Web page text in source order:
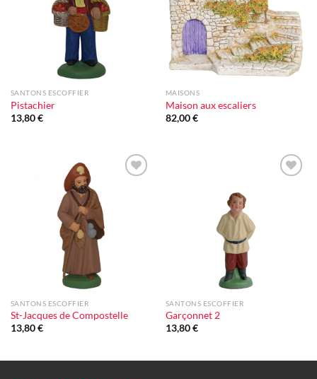
SANTONS ESCOFFIER
Pistachier
13,80€
MAISONS
Maison aux escaliers
82,00€
SANTONS ESCOFFIER
St-Jacques de Compostelle
13,80€
SANTONS ESCOFFIER
Garçonnet 2
13,80€